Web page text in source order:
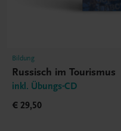
Bildung
Russisch im Tourismus
inkl. Übungs-CD
€ 29,50